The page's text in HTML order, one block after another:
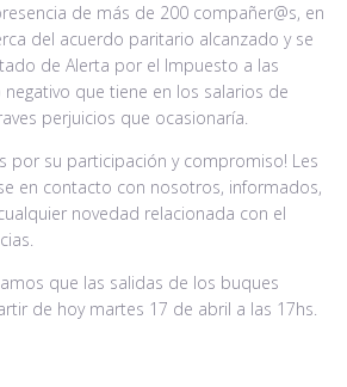
de más de 200 compañer@s, en
del acuerdo paritario alcanzado y se
de Alerta por el Impuesto a las
que tiene en los salarios de
perjuicios que ocasionaría.
por su participación y compromiso! Les
en contacto con nosotros, informados,
novedad relacionada con el
que las salidas de los buques
de hoy martes 17 de abril a las 17hs.